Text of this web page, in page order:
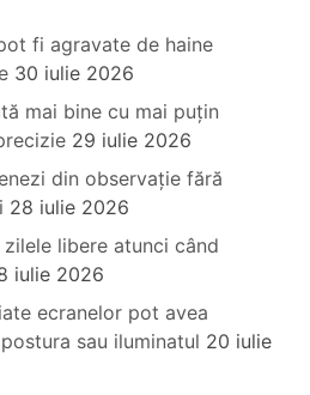
fi agravate de haine
30 iulie 2026
mai bine cu mai puțin
29 iulie 2026
din observație fără
28 iulie 2026
libere atunci când
iulie 2026
ecranelor pot avea
sau iluminatul 20 iulie